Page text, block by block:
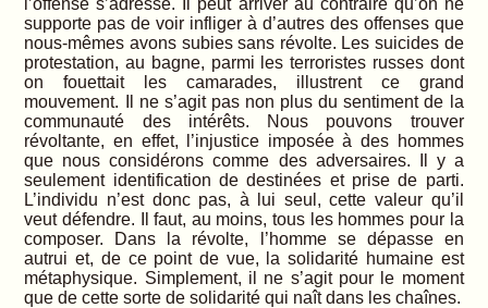
l’offense s’adresse. Il peut arriver au contraire qu’on ne
supporte pas de voir infliger à d’autres des offenses que
nous-mêmes avons subies sans révolte. Les suicides de
protestation, au bagne, parmi les terroristes russes dont
on fouettait les camarades, illustrent ce grand
mouvement. Il ne s’agit pas non plus du sentiment de la
communauté des intérêts. Nous pouvons trouver
révoltante, en effet, l’injustice imposée à des hommes
que nous considérons comme des adversaires. Il y a
seulement identification de destinées et prise de parti.
L’individu n’est donc pas, à lui seul, cette valeur qu’il
veut défendre. Il faut, au moins, tous les hommes pour la
composer. Dans la révolte, l’homme se dépasse en
autrui et, de ce point de vue, la solidarité humaine est
métaphysique. Simplement, il ne s’agit pour le moment
que de cette sorte de solidarité qui naît dans les chaînes.